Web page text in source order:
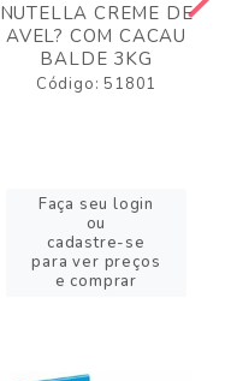
NUTELLA CREME DE
AVEL? COM CACAU
BALDE 3KG
Código: 51801
Faça seu login
ou
cadastre-se
para ver preços
e comprar